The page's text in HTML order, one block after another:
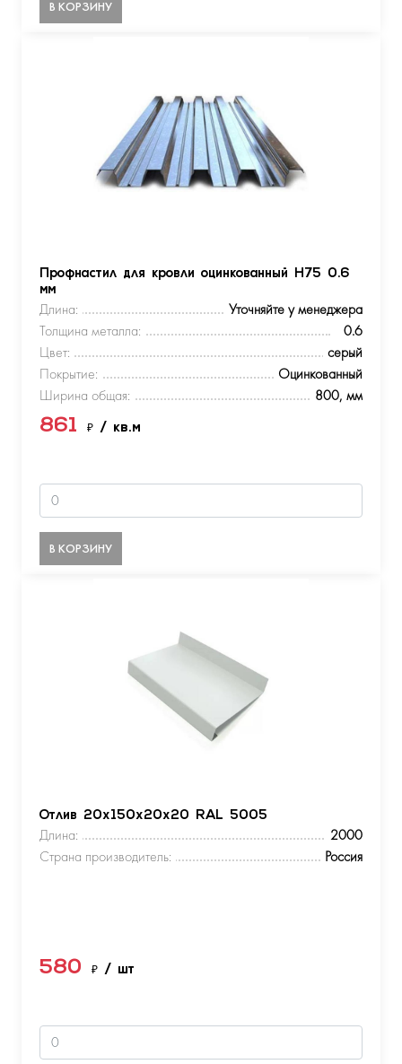
В КОРЗИНУ
Профнастил для кровли оцинкованный Н75 0.6
мм
Длина:
Уточняйте у менеджера
Толщина металла:
0.6
Цвет:
серый
Покрытие:
Оцинкованный
Ширина общая:
800, мм
861 ₽ / кв.м
В КОРЗИНУ
Отлив 20х150х20х20 RAL 5005
Длина:
2000
Страна производитель:
Россия
580 ₽ / шт